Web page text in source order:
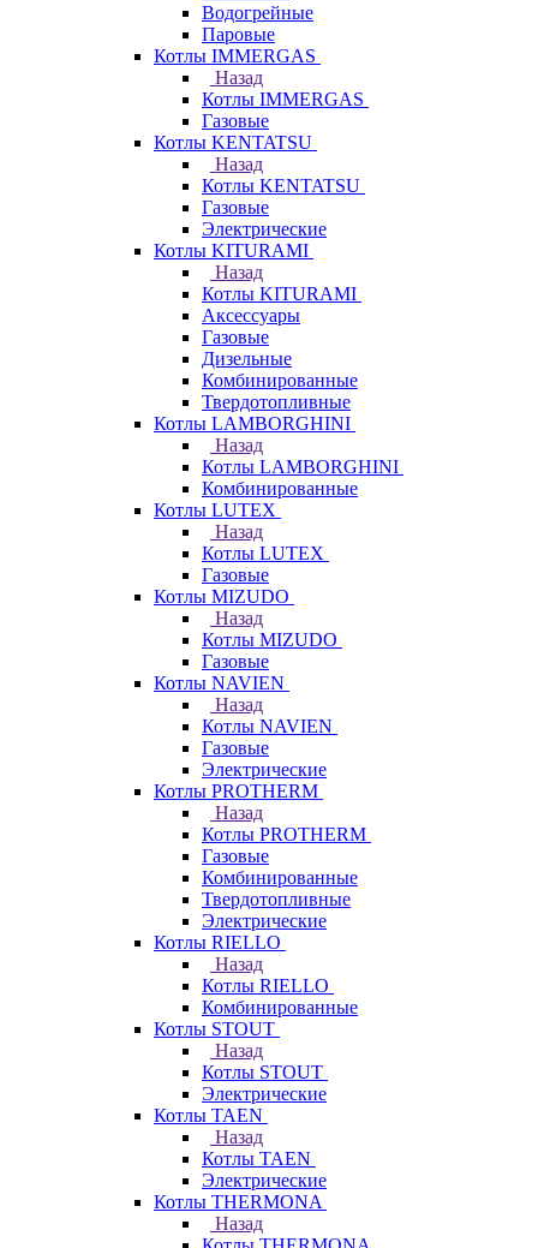
Водогрейные
Паровые
Котлы IMMERGAS
Назад
Котлы IMMERGAS
Газовые
Котлы KENTATSU
Назад
Котлы KENTATSU
Газовые
Электрические
Котлы KITURAMI
Назад
Котлы KITURAMI
Аксессуары
Газовые
Дизельные
Комбинированные
Твердотопливные
Котлы LAMBORGHINI
Назад
Котлы LAMBORGHINI
Комбинированные
Котлы LUTEX
Назад
Котлы LUTEX
Газовые
Котлы MIZUDO
Назад
Котлы MIZUDO
Газовые
Котлы NAVIEN
Назад
Котлы NAVIEN
Газовые
Электрические
Котлы PROTHERM
Назад
Котлы PROTHERM
Газовые
Комбинированные
Твердотопливные
Электрические
Котлы RIELLO
Назад
Котлы RIELLO
Комбинированные
Котлы STOUT
Назад
Котлы STOUT
Электрические
Котлы TAEN
Назад
Котлы TAEN
Электрические
Котлы THERMONA
Назад